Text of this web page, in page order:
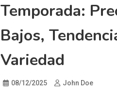
Temporada:
Bajos,
Variedad
08/12/2025 John Doe